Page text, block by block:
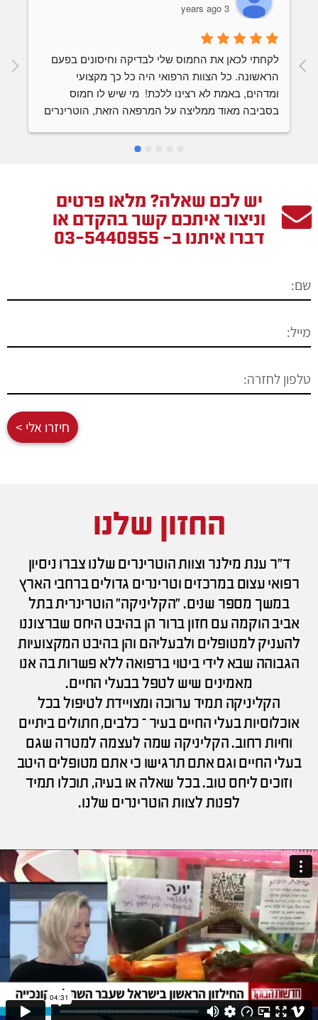
3 years ago
יש לכם שאלה? מלאו פרטים
וניצור איתכם קשר בהקדם או
דברו איתנו ב- 03-5440955
חיזרו אלי >
החזון שלנו
ד"ר ענת מילנר וצוות הוטרינרים שלנו צברו ניסיון
רפואי עצום במרכזים וטרינרים גדולים ברחבי הארץ
במשך מספר שנים. "הקליניקה" הוטרינרית בתל
אביב הוקמה עם חזון ברור הן בהיבט היחס שברצוננו
להעניק למטופלים ולבעליהם והן בהיבט המקצועיות
הגבוהה שבא לידי ביטוי ברפואה ללא פשרות בה אנו
מאמינים שיש לטפל בבעלי החיים.
הקליניקה תמיד ערוכה ומצויידת לטיפול בכל
אוכלוסיות בעלי החיים בעיר – כלבים, חתולים ביתיים
וחיות רחוב. הקליניקה שמה לעצמה למטרה שגם
בעלי החיים וגם אתם תרגישו כי אתם מטופלים היטב
וזוכים ליחס טוב. בכל שאלה או בעיה, תוכלו תמיד
לפנות לצוות הוטרינרים שלנו.